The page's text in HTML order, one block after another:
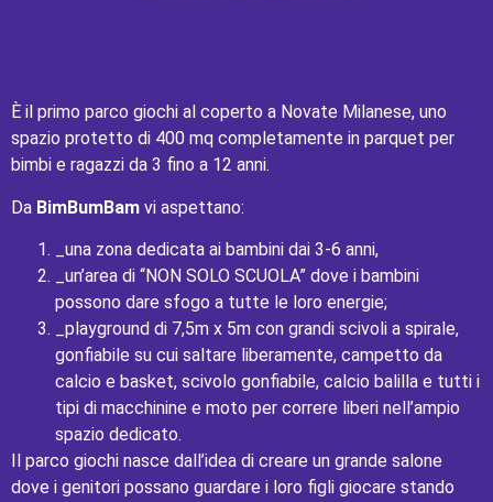
È il primo parco giochi al coperto a Novate Milanese, uno
spazio protetto di 400 mq completamente in parquet per
bimbi e ragazzi da 3 fino a 12 anni.
Da BimBumBam vi aspettano:
_una zona dedicata ai bambini dai 3-6 anni,
_un’area di “NON SOLO SCUOLA” dove i bambini
possono dare sfogo a tutte le loro energie;
_playground di 7,5m x 5m con grandi scivoli a spirale,
gonfiabile su cui saltare liberamente, campetto da
calcio e basket, scivolo gonfiabile, calcio balilla e tutti i
tipi di macchinine e moto per correre liberi nell’ampio
spazio dedicato.
Il parco giochi nasce dall’idea di creare un grande salone
dove i genitori possano guardare i loro figli giocare stando